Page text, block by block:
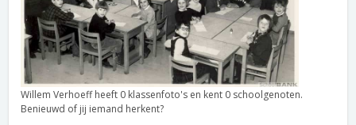
Willem Verhoeff heeft 0 klassenfoto's en kent 0 schoolgenoten.
Benieuwd of jij iemand herkent?